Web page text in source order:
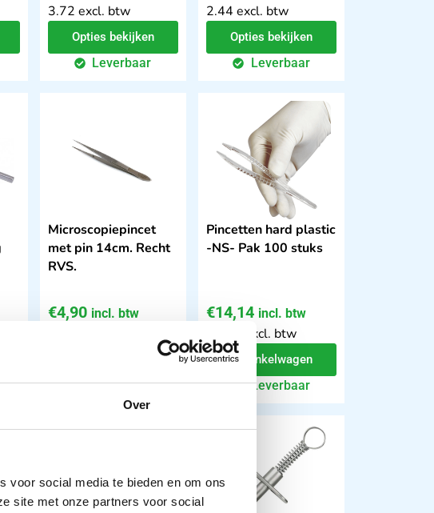
Over
voor social media te bieden en om ons
site met onze partners voor social
3.72 excl. btw
Opties bekijken
Leverbaar
2.44 excl. btw
Opties bekijken
Leverbaar
Microscopiepincet
met pin 14cm. Recht
RVS.
€4,90 incl. btw
Leverbaar
Pincetten hard plastic
-NS- Pak 100 stuks
€14,14 incl. btw
11.69 excl. btw
In winkelwagen
Leverbaar